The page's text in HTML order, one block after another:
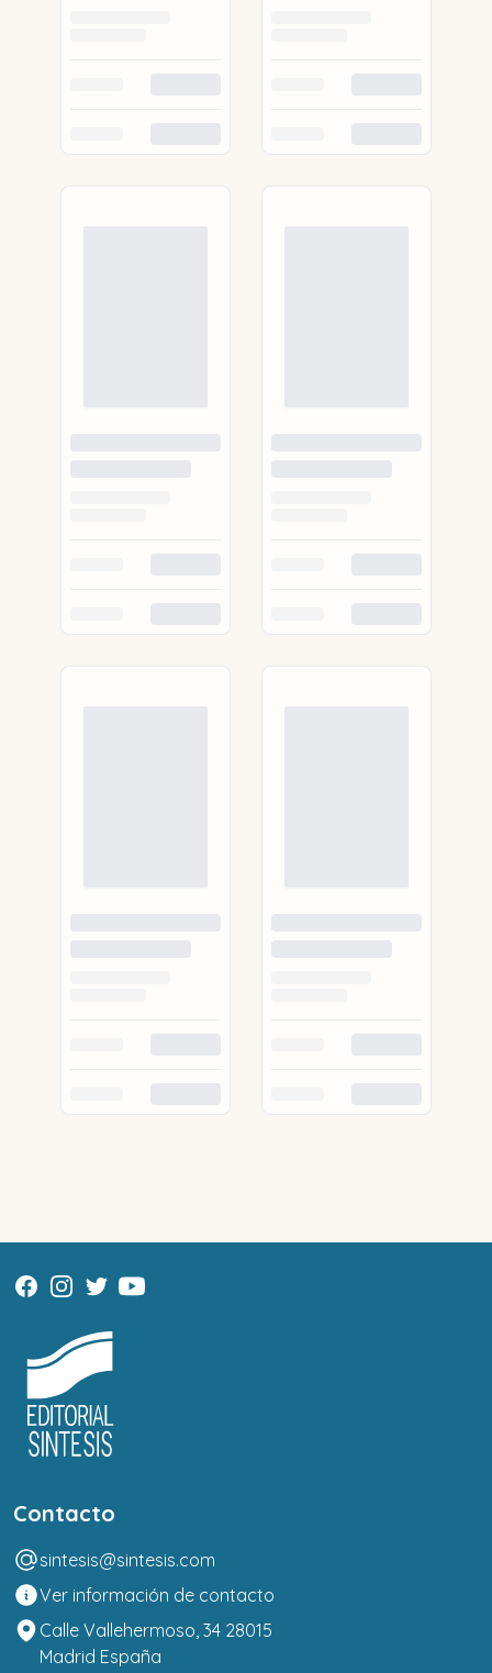
Contacto
sintesis@sintesis.com
Ver información de contacto
Calle Vallehermoso, 34 28015
Madrid España